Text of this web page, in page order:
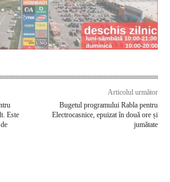
Este
Articolul următor
Bugetul programului Rabla pentru
Electrocasnice, epuizat în două ore și
jumătate